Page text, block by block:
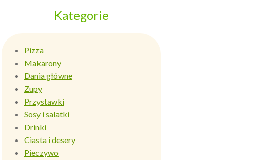
Kategorie
Pizza
Makarony
Dania główne
Zupy
Przystawki
Sosy i salatki
Drinki
Ciasta i desery
Pieczywo